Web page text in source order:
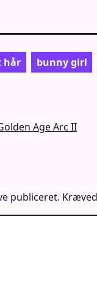
hår bunny girl
Age Arc II
publiceret.